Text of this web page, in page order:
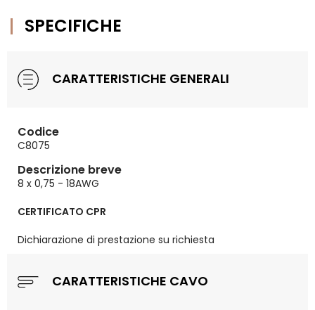
SPECIFICHE
CARATTERISTICHE GENERALI
Codice
C8075
Descrizione breve
8 x 0,75 - 18AWG
CERTIFICATO CPR
Dichiarazione di prestazione su richiesta
CARATTERISTICHE CAVO